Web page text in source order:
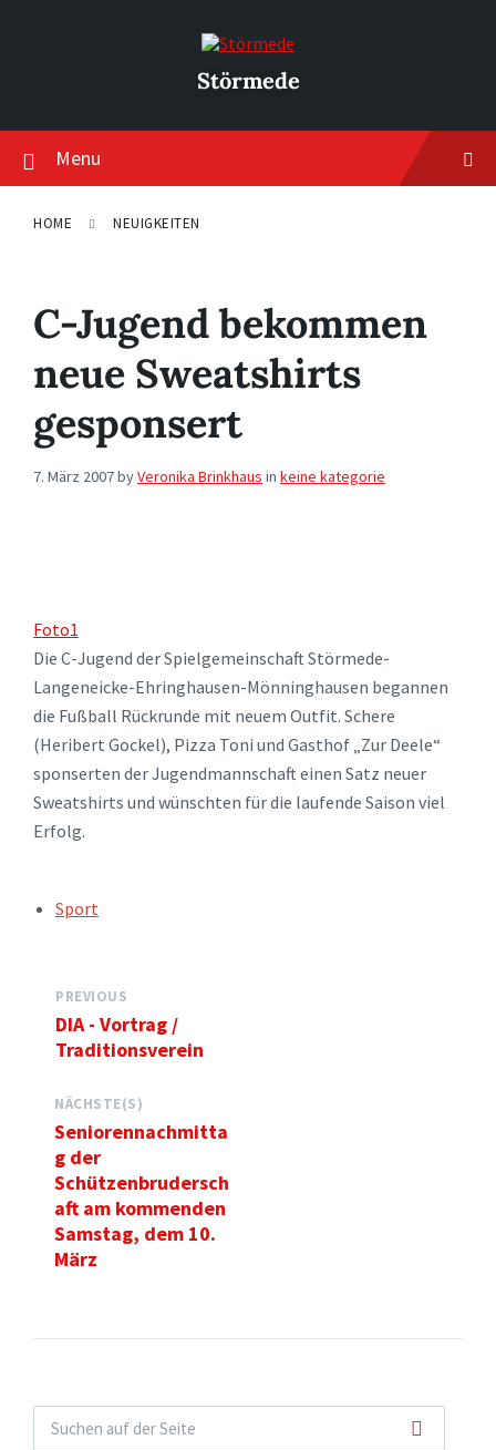
Störmede
Menu
HOME NEUIGKEITEN
C-Jugend bekommen
neue Sweatshirts
gesponsert
7. März 2007byVeronika Brinkhaus in keine kategorie
Foto1
Die C-Jugend der Spielgemeinschaft Störmede-
Langeneicke-Ehringhausen-Mönninghausen begannen
die Fußball Rückrunde mit neuem Outfit. Schere
(Heribert Gockel), Pizza Toni und Gasthof „Zur Deele“
sponserten der Jugendmannschaft einen Satz neuer
Sweatshirts und wünschten für die laufende Saison viel
Erfolg.
TAGS:Sport
PREVIOUS
DIA - Vortrag /
Traditionsverein
NÄCHSTE(S)
Seniorennachmitta
g der
Schützenbrudersch
aft am kommenden
Samstag, dem 10.
März